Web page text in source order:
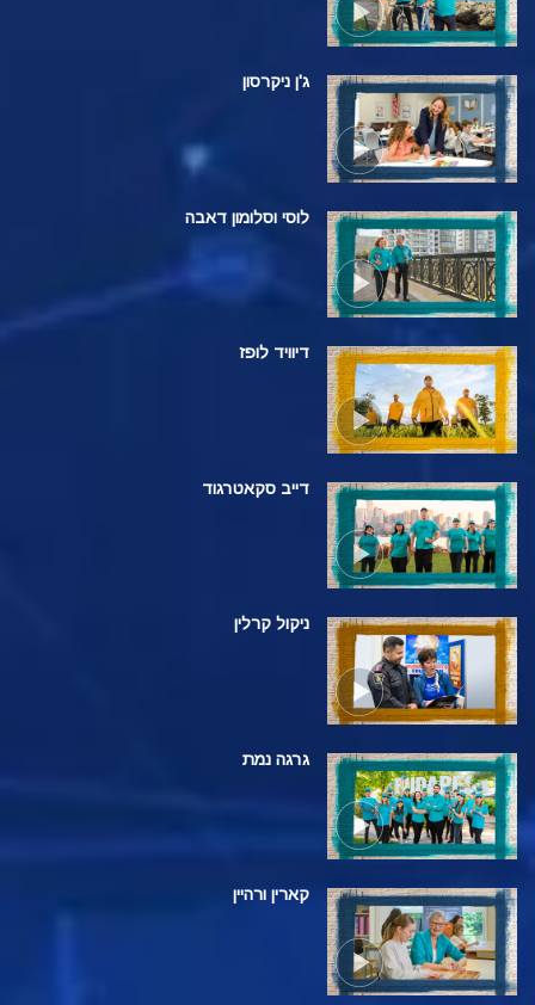
ג'ן ניקרסון
לוסי וסלומון דאבה
דיוויד לופז
דייב סקאטרגוד
ניקול קרלין
גרגה נמת
קארין ורהיין